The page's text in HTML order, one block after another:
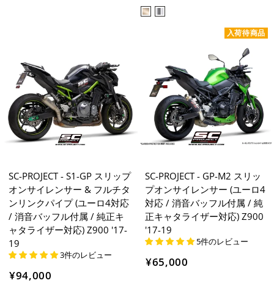
SC-PROJECT - S1-GP スリップ
オンサイレンサー & フルチタ
ンリンクパイプ (ユーロ4対応
/ 消音バッフル付属 / 純正キ
ャタライザー対応) Z900 '17-
19
3件のレビュー
¥94,000
入荷待商品
SC-PROJECT - GP-M2 スリッ
プオンサイレンサー (ユーロ4
対応 / 消音バッフル付属 / 純
正キャタライザー対応) Z900
'17-19
5件のレビュー
¥65,000